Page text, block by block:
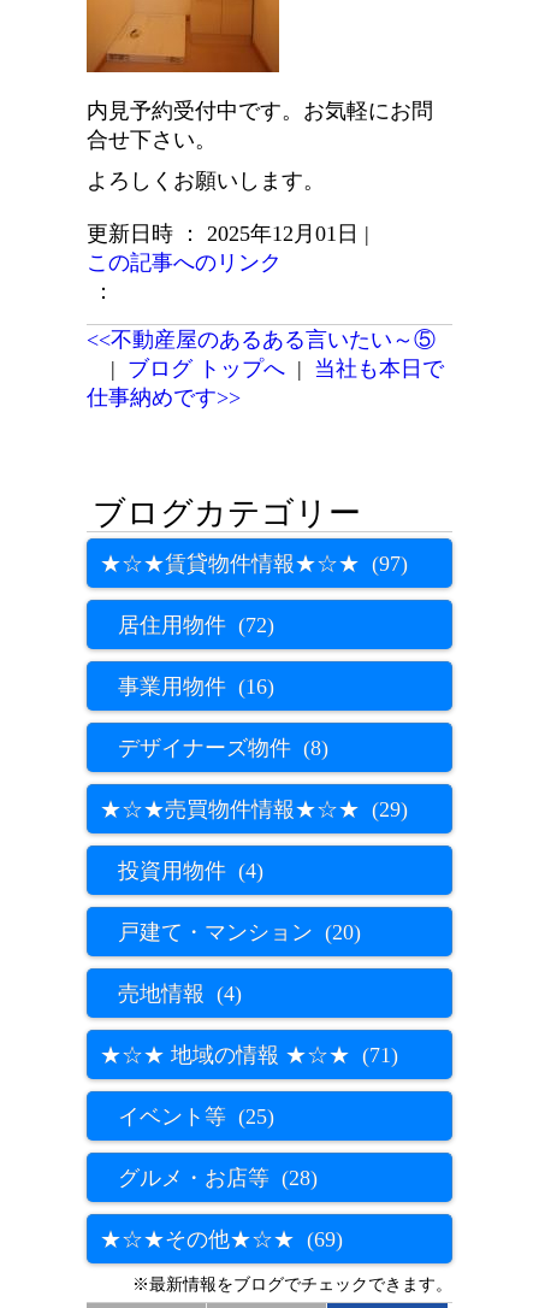
内見予約受付中です。お気軽にお問
合せ下さい。
よろしくお願いします。
更新日時 ： 2025年12月01日 |
この記事へのリンク
：
<<不動産屋のあるある言いたい～⑤
| ブログ トップへ | 当社も本日で
仕事納めです>>
★☆★賃貸物件情報★☆★ (97)
居住用物件 (72)
事業用物件 (16)
デザイナーズ物件 (8)
★☆★売買物件情報★☆★ (29)
投資用物件 (4)
戸建て・マンション (20)
売地情報 (4)
★☆★ 地域の情報 ★☆★ (71)
イベント等 (25)
グルメ・お店等 (28)
★☆★その他★☆★ (69)
※最新情報をブログでチェックできます。